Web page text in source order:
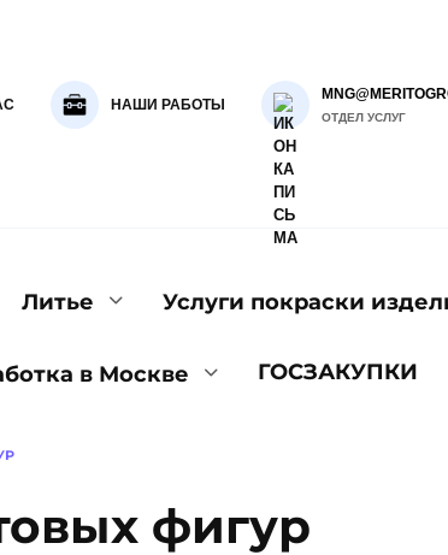
НАШИ РАБОТЫ
ОТДЕЛ УСЛУГ
Литье Услуги покраски
в Москве ГОСЗАКУПКИ
фигур